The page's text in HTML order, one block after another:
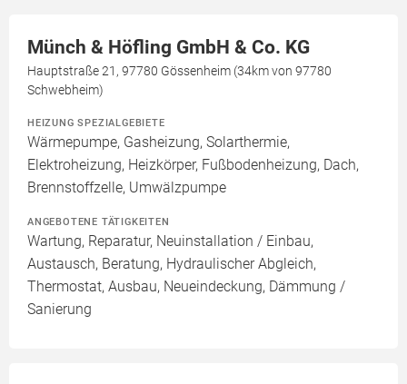
Münch & Höfling GmbH & Co. KG
Hauptstraße 21, 97780 Gössenheim (34km von 97780
Schwebheim)
HEIZUNG SPEZIALGEBIETE
Wärmepumpe, Gasheizung, Solarthermie,
Elektroheizung, Heizkörper, Fußbodenheizung, Dach,
Brennstoffzelle, Umwälzpumpe
ANGEBOTENE TÄTIGKEITEN
Wartung, Reparatur, Neuinstallation / Einbau,
Austausch, Beratung, Hydraulischer Abgleich,
Thermostat, Ausbau, Neueindeckung, Dämmung /
Sanierung